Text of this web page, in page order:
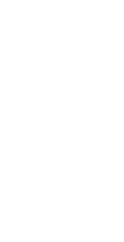
Termos e